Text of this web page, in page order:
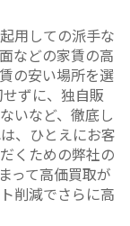
用しての派手な
などの家賃の高
の安い場所を選
ずに、独自販
いなど、徹底し
、ひとえにお客
くための弊社の
って高価買取が
削減でさらに高